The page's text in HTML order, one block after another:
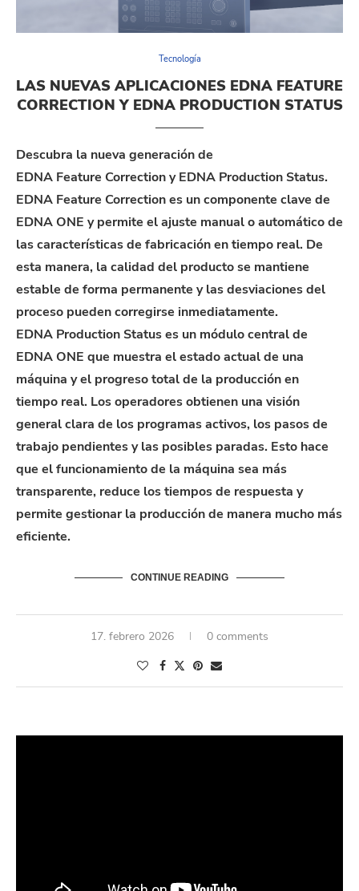
Tecnología
LAS NUEVAS APLICACIONES EDNA FEATURE
CORRECTION Y EDNA PRODUCTION STATUS
Descubra la nueva generación de
EDNA Feature Correction y EDNA Production Status.
EDNA Feature Correction es un componente clave de
EDNA ONE y permite el ajuste manual o automático de
las características de fabricación en tiempo real. De
esta manera, la calidad del producto se mantiene
estable de forma permanente y las desviaciones del
proceso pueden corregirse inmediatamente.
EDNA Production Status es un módulo central de
EDNA ONE que muestra el estado actual de una
máquina y el progreso total de la producción en
tiempo real. Los operadores obtienen una visión
general clara de los programas activos, los pasos de
trabajo pendientes y las posibles paradas. Esto hace
que el funcionamiento de la máquina sea más
transparente, reduce los tiempos de respuesta y
permite gestionar la producción de manera mucho más
eficiente.
CONTINUE READING
17. febrero 2026 0 comments